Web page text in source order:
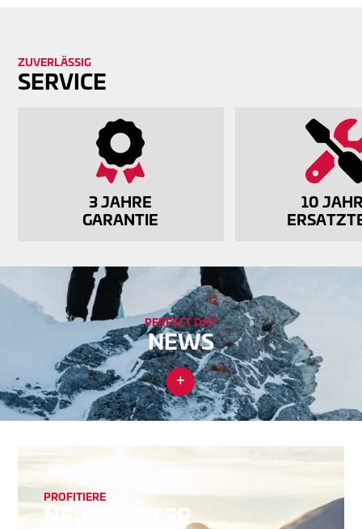
ZU­VER­LÄS­SIG
SERVICE
3 JAHRE
GARANTIE
10
PERFECT DAY
NEWS
PRO­FI­TIE­RE
NEW­SLETTER